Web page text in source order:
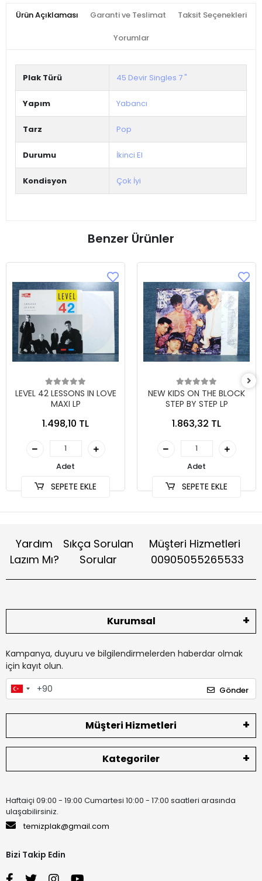
Ürün Açıklaması Garanti ve Teslimat Taksit Seçenekleri
Yorumlar
Plak Türü 45 Devir Singles 7 "
Yapım Yabancı
Tarz Pop
Durumu İkinci El
Kondisyon Çok İyi
Benzer Ürünler
LEVEL 42 LESSONS IN LOVE
MAXI LP
1.498,10 TL
Adet
SEPETE EKLE
NEW KIDS ON THE BLOCK
STEP BY STEP LP
1.863,32 TL
Adet
SEPETE EKLE
Yardım
Lazım Mı?
Sıkça Sorulan
Sorular
Müşteri Hizmetleri
00905055265533
Kurumsal
Kampanya, duyuru ve bilgilendirmelerden haberdar olmak
için kayıt olun.
Gönder
Müşteri Hizmetleri
Kategoriler
Haftaiçi 09:00 - 19:00 Cumartesi 10:00 - 17:00 saatleri arasında
ulaşabilirsiniz.
temizplak@gmail.com
Bizi Takip Edin